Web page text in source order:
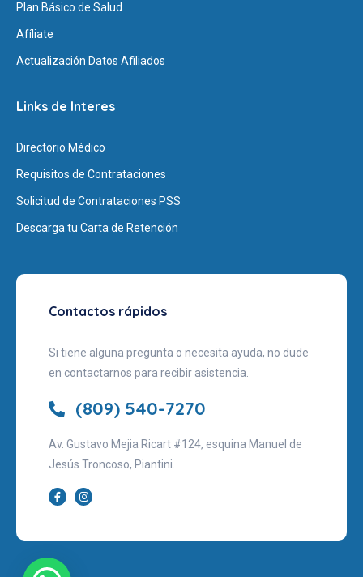
Plan Básico de Salud
Afíliate
Actualización Datos Afiliados
Links de Interes
Directorio Médico
Requisitos de Contrataciones
Solicitud de Contrataciones PSS
Descarga tu Carta de Retención
Contactos rápidos
Si tiene alguna pregunta o necesita ayuda, no dude
en contactarnos para recibir asistencia.
(809) 540-7270
Av. Gustavo Mejia Ricart #124, esquina Manuel de
Jesús Troncoso, Piantini.